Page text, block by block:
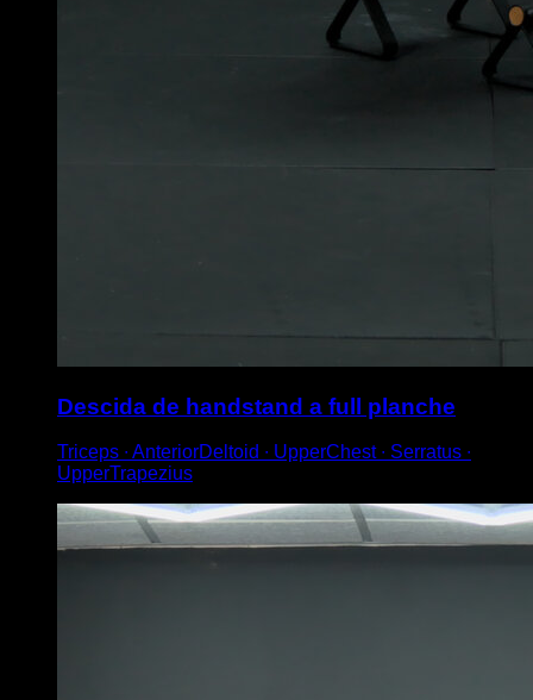
Descida de handstand a full planche
Triceps ∙ AnteriorDeltoid ∙ UpperChest ∙ Serratus ∙
UpperTrapezius